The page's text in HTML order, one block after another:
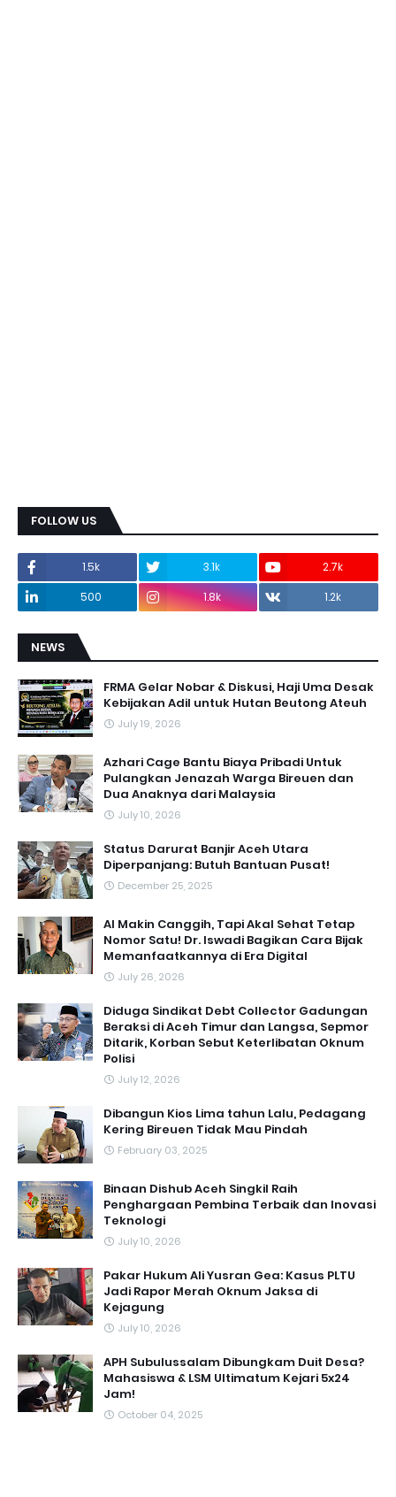
FOLLOW US
1.5k 3.1k
2.7k
500
1.8k 1.2k
NEWS
FRMA Gelar Nobar & Diskusi, Haji Uma Desak
Kebijakan Adil untuk Hutan Beutong Ateuh
July 19, 2026
Azhari Cage Bantu Biaya Pribadi Untuk
Pulangkan Jenazah Warga Bireuen dan
Dua Anaknya dari Malaysia
July 10, 2026
Status Darurat Banjir Aceh Utara
Diperpanjang: Butuh Bantuan Pusat!
December 25, 2025
AI Makin Canggih, Tapi Akal Sehat Tetap
Nomor Satu! Dr. Iswadi Bagikan Cara Bijak
Memanfaatkannya di Era Digital
July 26, 2026
Diduga Sindikat Debt Collector Gadungan
Beraksi di Aceh Timur dan Langsa, Sepmor
Ditarik, Korban Sebut Keterlibatan Oknum
Polisi
July 12, 2026
Dibangun Kios Lima tahun Lalu, Pedagang
Kering Bireuen Tidak Mau Pindah
February 03, 2025
Binaan Dishub Aceh Singkil Raih
Penghargaan Pembina Terbaik dan Inovasi
Teknologi
July 10, 2026
Pakar Hukum Ali Yusran Gea: Kasus PLTU
Jadi Rapor Merah Oknum Jaksa di
Kejagung
July 10, 2026
APH Subulussalam Dibungkam Duit Desa?
Mahasiswa & LSM Ultimatum Kejari 5x24
Jam!
October 04, 2025